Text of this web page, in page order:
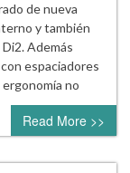
de nueva
y también
Además
espaciadores
no
Read More >>